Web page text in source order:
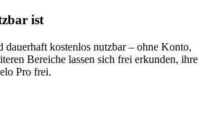
ist
dauerhaft kostenlos nutzbar – ohne Konto,
Bereiche lassen sich frei erkunden, ihre
Pro frei.